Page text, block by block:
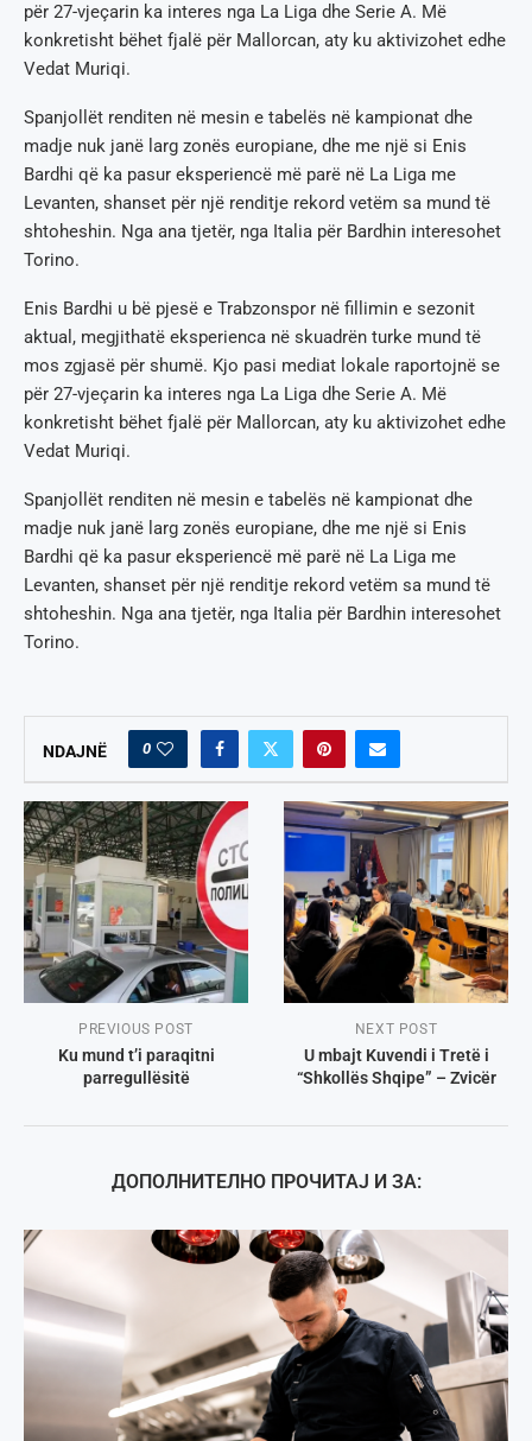
për 27-vjeçarin ka interes nga La Liga dhe Serie A. Më
konkretisht bëhet fjalë për Mallorcan, aty ku aktivizohet edhe
Vedat Muriqi.
Spanjollët renditen në mesin e tabelës në kampionat dhe
madje nuk janë larg zonës europiane, dhe me një si Enis
Bardhi që ka pasur eksperiencë më parë në La Liga me
Levanten, shanset për një renditje rekord vetëm sa mund të
shtoheshin. Nga ana tjetër, nga Italia për Bardhin interesohet
Torino.
Enis Bardhi u bë pjesë e Trabzonspor në fillimin e sezonit
aktual, megjithatë eksperienca në skuadrën turke mund të
mos zgjasë për shumë. Kjo pasi mediat lokale raportojnë se
për 27-vjeçarin ka interes nga La Liga dhe Serie A. Më
konkretisht bëhet fjalë për Mallorcan, aty ku aktivizohet edhe
Vedat Muriqi.
Spanjollët renditen në mesin e tabelës në kampionat dhe
madje nuk janë larg zonës europiane, dhe me një si Enis
Bardhi që ka pasur eksperiencë më parë në La Liga me
Levanten, shanset për një renditje rekord vetëm sa mund të
shtoheshin. Nga ana tjetër, nga Italia për Bardhin interesohet
Torino.
NDAJNË 0
PREVIOUS POST
Ku mund t’i paraqitni
parregullësitë
NEXT POST
U mbajt Kuvendi i Tretë i
“Shkollës Shqipe” – Zvicër
ДОПОЛНИТЕЛНО ПРОЧИТАЈ И ЗА: